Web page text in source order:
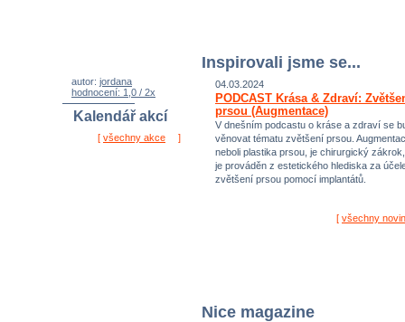
autor: jordana
hodnocení: 1,0 / 2x
Kalendář akcí
[ všechny akce ]
Inspirovali jsme se...
04.03.2024
PODCAST Krása & Zdraví:
prsou (Augmentace)
V dnešním podcastu o kráse a zdraví se
věnovat tématu zvětšení prsou.
neboli plastika prsou, je chirurgický
je prováděn z estetického hlediska za
zvětšení prsou pomocí implantátů.
[ všechny
Nice magazine